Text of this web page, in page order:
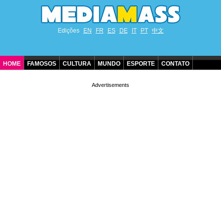
Edições EN FR ES DE IT PT 中文
HOME FAMOSOS CULTURA MUNDO ESPORTE CONTATO